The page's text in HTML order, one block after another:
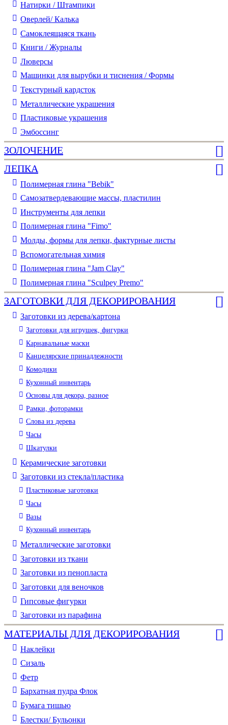
Натирки / Штампики
Оверлей/ Калька
Самоклеящаяся ткань
Книги / Журналы
Люверсы
Машинки для вырубки и тиснения / Формы
Текстурный кардсток
Металлические украшения
Пластиковые украшения
Эмбоссинг
ЗОЛОЧЕНИЕ
ЛЕПКА
Полимерная глина "Bebik"
Самозатвердевающие массы, пластилин
Инструменты для лепки
Полимерная глина "Fimo"
Молды, формы для лепки, фактурные листы
Вспомогательная химия
Полимерная глина "Jam Clay"
Полимерная глина "Sculpey Premo"
ЗАГОТОВКИ ДЛЯ ДЕКОРИРОВАНИЯ
Заготовки из дерева/картона
Заготовки для игрушек, фигурки
Карнавальные маски
Канцелярские принадлежности
Комодики
Кухонный инвентарь
Основы для декора, разное
Рамки, фоторамки
Слова из дерева
Часы
Шкатулки
Керамические заготовки
Заготовки из стекла/пластика
Пластиковые заготовки
Часы
Вазы
Кухонный инвентарь
Металлические заготовки
Заготовки из ткани
Заготовки из пенопласта
Заготовки для веночков
Гипсовые фигурки
Заготовки из парафина
МАТЕРИАЛЫ ДЛЯ ДЕКОРИРОВАНИЯ
Наклейки
Сизаль
Фетр
Бархатная пудра Флок
Бумага тишью
Блестки/ Бульонки